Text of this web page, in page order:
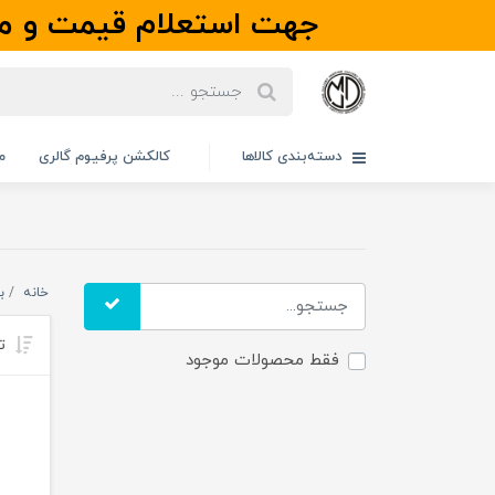
جهت استعلام قیمت و
دسته‌بندی کالاها کالکشن پرفیوم گالری
فقط محصولات موجود
خانه